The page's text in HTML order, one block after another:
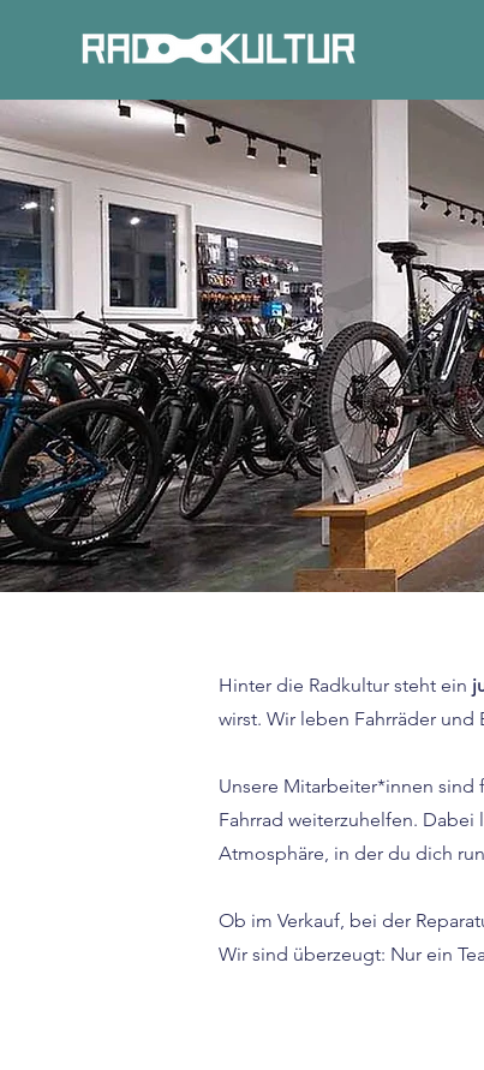
Hinter die Radkultur steht ein
wirst. Wir leben Fahrräder und
Unsere Mitarbeiter*innen
Fahrrad weiterzuhelfen.
Atmosphäre, in der du dich
Ob im Verkauf, bei der
Wir sind überzeugt: Nur ein